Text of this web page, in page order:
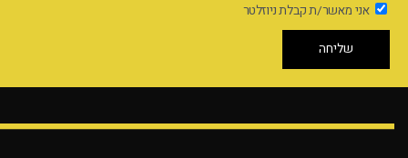
אני מאשר/ת קבלת ניוזלטר
שליחה